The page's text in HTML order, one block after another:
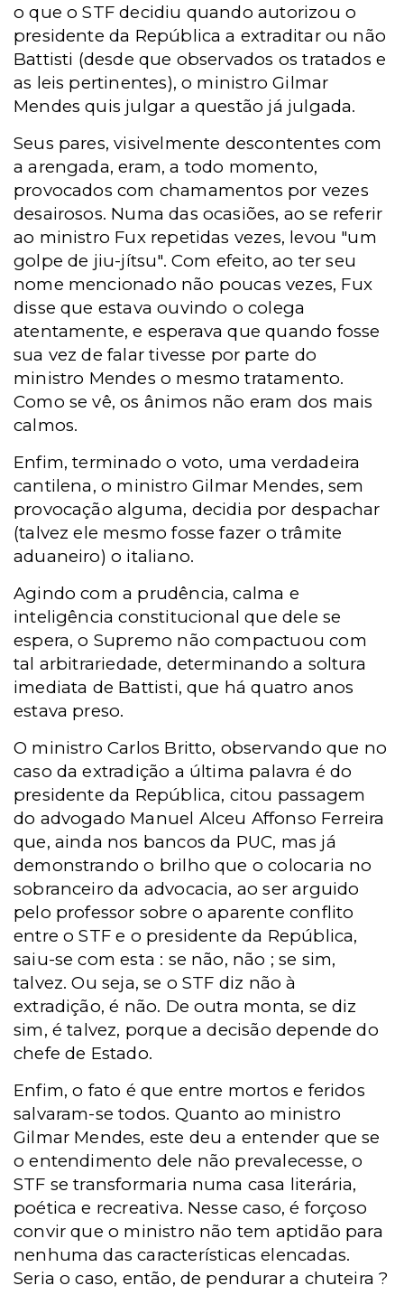
o que o STF decidiu quando autorizou o
presidente da República a extraditar ou não
Battisti (desde que observados os tratados e
as leis pertinentes), o ministro Gilmar
Mendes quis julgar a questão já julgada.
Seus pares, visivelmente descontentes com
a arengada, eram, a todo momento,
provocados com chamamentos por vezes
desairosos. Numa das ocasiões, ao se referir
ao ministro Fux repetidas vezes, levou "um
golpe de jiu-jítsu". Com efeito, ao ter seu
nome mencionado não poucas vezes, Fux
disse que estava ouvindo o colega
atentamente, e esperava que quando fosse
sua vez de falar tivesse por parte do
ministro Mendes o mesmo tratamento.
Como se vê, os ânimos não eram dos mais
calmos.
Enfim, terminado o voto, uma verdadeira
cantilena, o ministro Gilmar Mendes, sem
provocação alguma, decidia por despachar
(talvez ele mesmo fosse fazer o trâmite
aduaneiro) o italiano.
Agindo com a prudência, calma e
inteligência constitucional que dele se
espera, o Supremo não compactuou com
tal arbitrariedade, determinando a soltura
imediata de Battisti, que há quatro anos
estava preso.
O ministro Carlos Britto, observando que no
caso da extradição a última palavra é do
presidente da República, citou passagem
do advogado Manuel Alceu Affonso Ferreira
que, ainda nos bancos da PUC, mas já
demonstrando o brilho que o colocaria no
sobranceiro da advocacia, ao ser arguido
pelo professor sobre o aparente conflito
entre o STF e o presidente da República,
saiu-se com esta : se não, não ; se sim,
talvez. Ou seja, se o STF diz não à
extradição, é não. De outra monta, se diz
sim, é talvez, porque a decisão depende do
chefe de Estado.
Enfim, o fato é que entre mortos e feridos
salvaram-se todos. Quanto ao ministro
Gilmar Mendes, este deu a entender que se
o entendimento dele não prevalecesse, o
STF se transformaria numa casa literária,
poética e recreativa. Nesse caso, é forçoso
convir que o ministro não tem aptidão para
nenhuma das características elencadas.
Seria o caso, então, de pendurar a chuteira ?